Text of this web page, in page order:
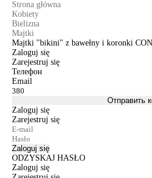
Strona główna
Kobiety
Bielizna
Majtki
Majtki "bikini" z bawełny i koronki
Zaloguj się
Zarejestruj się
Телефон
Email
Отправить
Zaloguj się
Zarejestruj się
Zaloguj się
ODZYSKAJ HASŁO
Zaloguj się